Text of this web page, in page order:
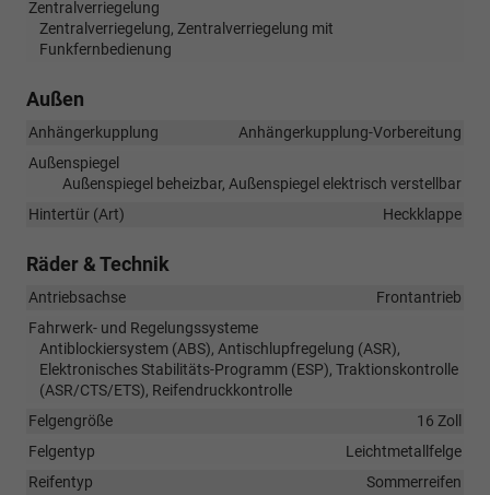
Zentralverriegelung
Zentralverriegelung, Zentralverriegelung mit
Funkfernbedienung
Außen
Anhängerkupplung
Anhängerkupplung-Vorbereitung
Außenspiegel
Außenspiegel beheizbar, Außenspiegel elektrisch verstellbar
Hintertür (Art)
Heckklappe
Räder & Technik
Antriebsachse
Frontantrieb
Fahrwerk- und Regelungssysteme
Antiblockiersystem (ABS), Antischlupfregelung (ASR),
Elektronisches Stabilitäts-Programm (ESP), Traktionskontrolle
(ASR/CTS/ETS), Reifendruckkontrolle
Felgengröße
16 Zoll
Felgentyp
Leichtmetallfelge
Reifentyp
Sommerreifen